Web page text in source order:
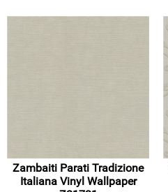
Zambaiti Parati Tradizione
Italiana Vinyl Wallpaper